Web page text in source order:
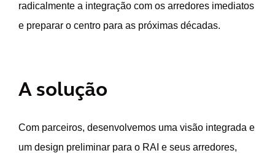
radicalmente a integração com os arredores imediatos
e preparar o centro para as próximas décadas.
A solução
Com parceiros, desenvolvemos uma visão integrada e
um design preliminar para o RAI e seus arredores,